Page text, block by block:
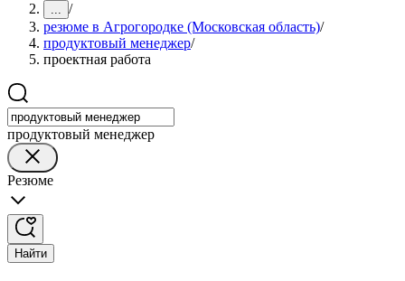
... /
резюме в Агрогородке (Московская область)/
продуктовый менеджер/
проектная работа
продуктовый менеджер
Резюме
Найти